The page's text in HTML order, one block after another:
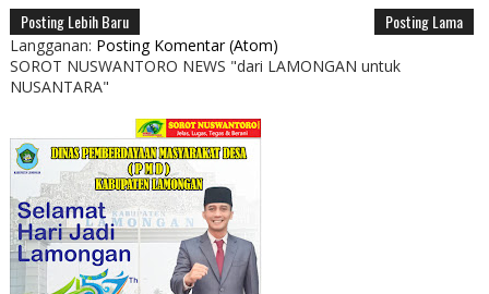
Posting Lebih Baru Posting Lama
Langganan: Posting Komentar (Atom)
SOROT NUSWANTORO NEWS "dari LAMONGAN untuk
NUSANTARA"